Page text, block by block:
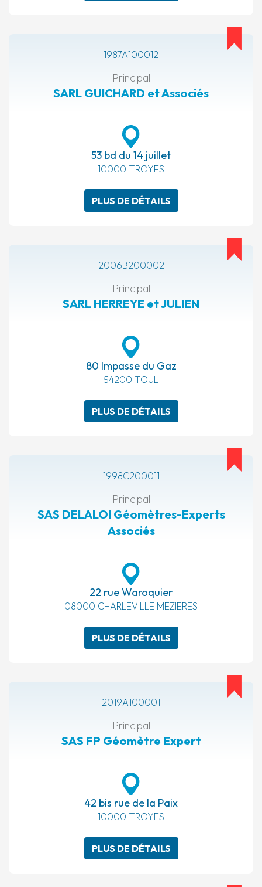
1987A100012
Principal
SARL GUICHARD et Associés
53 bd du 14 juillet
10000 TROYES
PLUS DE DÉTAILS
2006B200002
Principal
SARL HERREYE et JULIEN
80 Impasse du Gaz
54200 TOUL
PLUS DE DÉTAILS
1998C200011
Principal
SAS DELALOI Géomètres-Experts
Associés
22 rue Waroquier
08000 CHARLEVILLE MEZIERES
PLUS DE DÉTAILS
2019A100001
Principal
SAS FP Géomètre Expert
42 bis rue de la Paix
10000 TROYES
PLUS DE DÉTAILS